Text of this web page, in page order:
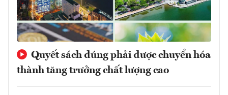
Quyết sách đúng phải được chuyển hóa
thành tăng trưởng chất lượng cao